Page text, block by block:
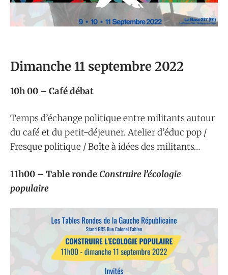
Dimanche 11 septembre 2022
10h 00 – Café débat
Temps d’échange politique entre militants autour
du café et du petit-déjeuner. Atelier d’éduc pop /
Fresque politique / Boîte à idées des militants…
11h00 – Table ronde Construire l’écologie
populaire